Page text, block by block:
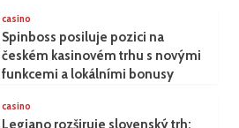
casino
Spinboss posiluje pozici na
českém kasinovém trhu s novými
funkcemi a lokálními bonusy
casino
Legiano rozširuje slovenský trh: